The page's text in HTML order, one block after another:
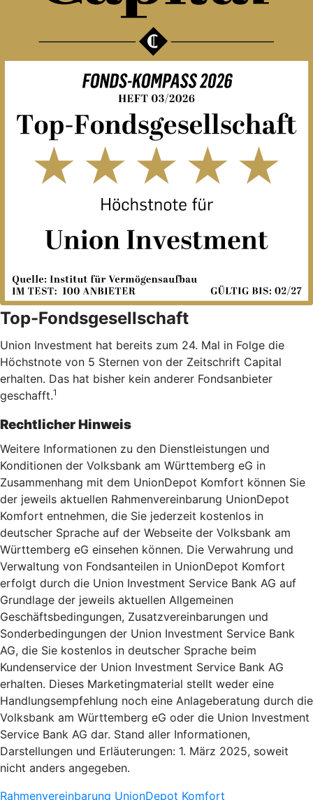
Top-Fondsgesellschaft
Union Investment hat bereits zum 24. Mal in Folge die
Höchstnote von 5 Sternen von der Zeitschrift Capital
erhalten. Das hat bisher kein anderer Fondsanbieter
geschafft.1
Rechtlicher Hinweis
Weitere Informationen zu den Dienstleistungen und
Konditionen der Volksbank am Württemberg eG in
Zusammenhang mit dem UnionDepot Komfort können Sie
der jeweils aktuellen Rahmenvereinbarung UnionDepot
Komfort entnehmen, die Sie jederzeit kostenlos in
deutscher Sprache auf der Webseite der Volksbank am
Württemberg eG einsehen können. Die Verwahrung und
Verwaltung von Fondsanteilen in UnionDepot Komfort
erfolgt durch die Union Investment Service Bank AG auf
Grundlage der jeweils aktuellen Allgemeinen
Geschäftsbedingungen, Zusatzvereinbarungen und
Sonderbedingungen der Union Investment Service Bank
AG, die Sie kostenlos in deutscher Sprache beim
Kundenservice der Union Investment Service Bank AG
erhalten. Dieses Marketingmaterial stellt weder eine
Handlungsempfehlung noch eine Anlageberatung durch die
Volksbank am Württemberg eG oder die Union Investment
Service Bank AG dar. Stand aller Informationen,
Darstellungen und Erläuterungen: 1. März 2025, soweit
nicht anders angegeben.
Rahmenvereinbarung UnionDepot Komfort